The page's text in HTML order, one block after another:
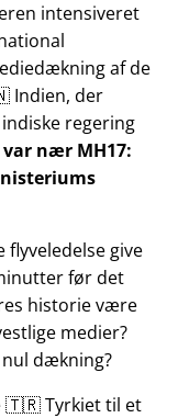
intensiveret
af de
Indien, der
regering
nær MH17:
give
før det
historie være
medier?
dækning?
🇹🇷 Tyrkiet til et